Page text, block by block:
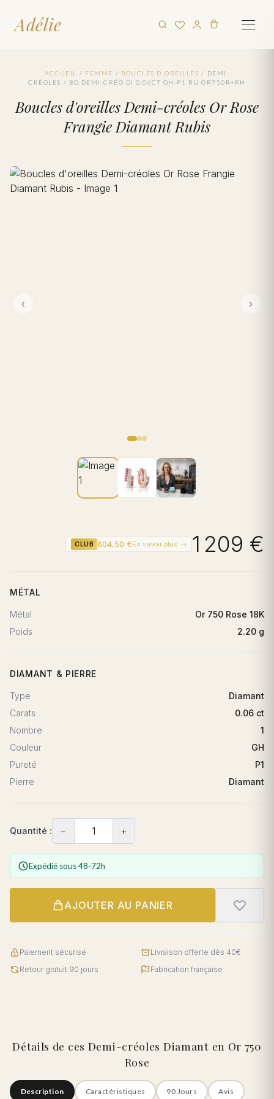
Adélie
ACCUEIL / FEMME / BOUCLES D'OREILLES / DEMI-
CRÉOLES / BO.DEMI-CRÉO DI 0.06CT GH-P1 RU OR750R+RH
Boucles d'oreilles Demi-créoles Or Rose
Frangie Diamant Rubis
‹ ›
CLUB 604,50 €En savoir plus → 1 209 €
MÉTAL
Métal
Or 750 Rose 18K
Poids
2.20 g
DIAMANT & PIERRE
Type
Diamant
Carats
0.06 ct
Nombre
1
Couleur
GH
Pureté
P1
Pierre
Diamant
Quantité : − +
Expédié sous 48-72h
AJOUTER AU PANIER
Paiement sécurisé
Livraison offerte dès 40€
Retour gratuit 90 jours
Fabrication française
Détails de ces Demi-créoles Diamant en Or 750
Rose
Description Caractéristiques 90 Jours Avis